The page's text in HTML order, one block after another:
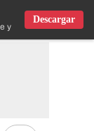
y IOS
Descargar